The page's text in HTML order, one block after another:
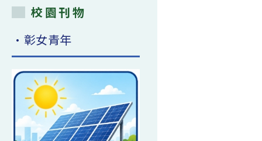
校園刊物
•彰女青年